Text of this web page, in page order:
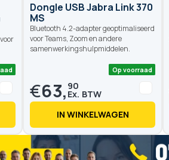
Dongle USB Jabra Link 370
MS
Bluetooth 4.2-adapter geoptimaliseerd
voor Teams, Zoom en andere
samenwerkingshulpmiddelen.
€63, 90
IN WINKELWAGEN